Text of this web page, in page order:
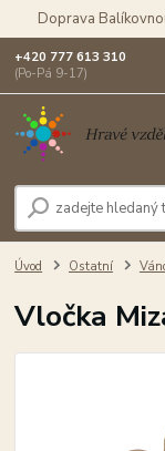
Doprava
+420 777 613 310
(Po-Pá 9-17)
Úvod Ostatní
Vločka